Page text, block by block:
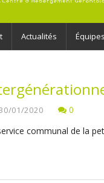
Actualités Équipes
30/01/2020
0
communal de la